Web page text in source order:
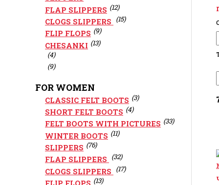
FLAP SLIPPERS (12)
CLOGS SLIPPERS (15)
FLIP FLOPS (9)
CHESANKI (13)
(4)
(9)
FOR WOMEN
CLASSIC FELT BOOTS (3)
SHORT FELT BOOTS (4)
FELT BOOTS WITH PICTURES (33)
WINTER BOOTS (11)
SLIPPERS (76)
FLAP SLIPPERS (32)
CLOGS SLIPPERS (17)
(13)